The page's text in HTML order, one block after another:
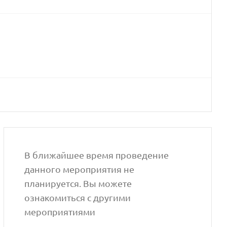
В ближайшее время проведение
данного мероприятия не
планируется. Вы можете
ознакомиться с другими
мероприятиями